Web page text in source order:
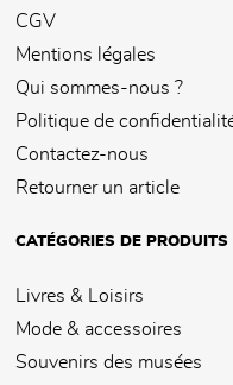
CGV
Mentions légales
Qui sommes-nous ?
Politique de
Contactez-nous
Retourner un article
CATÉGORIES DE PRODUITS
Livres & Loisirs
Mode & accessoires
Souvenirs des musées